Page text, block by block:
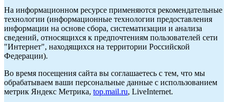
На информационном ресурсе применяются рекомендательные
технологии (информационные технологии предоставления
информации на основе сбора, систематизации и анализа
сведений, относящихся к предпочтениям пользователей сети
"Интернет", находящихся на территории Российской
Федерации).
Во время посещения сайта вы соглашаетесь с тем, что мы
обрабатываем ваши персональные данные с использованием
метрик Яндекс Метрика, top.mail.ru, LiveInternet.